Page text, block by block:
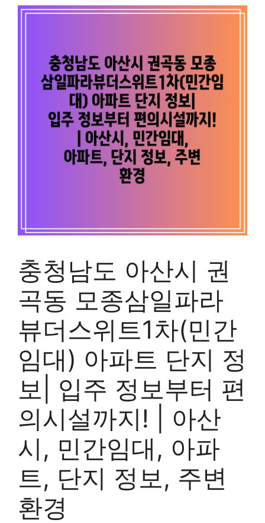
충청남도 아산시 권
곡동 모종삼일파라
뷰더스위트1차(민간
임대) 아파트 단지 정
보| 입주 정보부터 편
의시설까지! | 아산
시, 민간임대, 아파
트, 단지 정보, 주변
환경